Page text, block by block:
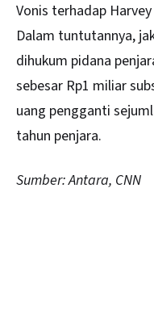
Vonis terhadap
Dalam tuntutannya,
dihukum pidana
sebesar Rp1 miliar
uang pengganti
tahun penjara.
Sumber: Antara, CNN